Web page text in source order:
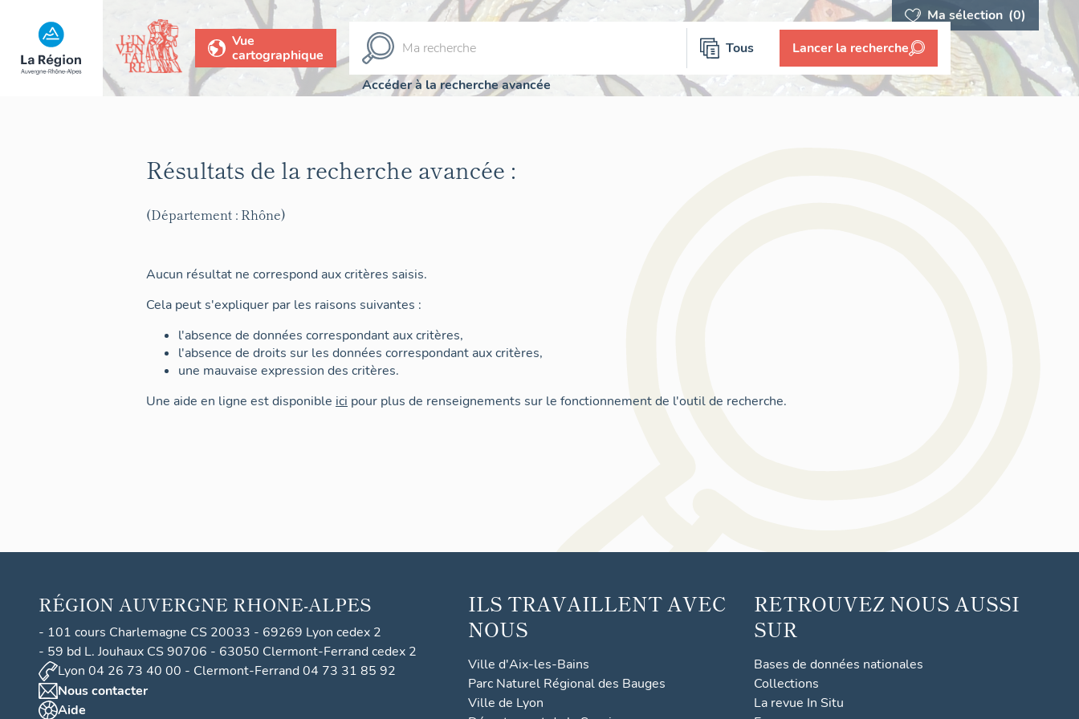
Ma sélection (0)
Vue
cartographique
Tous Lancer la recherche
Accéder à la recherche avancée
Résultats de la recherche avancée :
(Département : Rhône)
Aucun résultat ne correspond aux critères saisis.
Cela peut s'expliquer par les raisons suivantes :
l'absence de données correspondant aux critères,
l'absence de droits sur les données correspondant aux critères,
une mauvaise expression des critères.
Une aide en ligne est disponible ici pour plus de renseignements sur le fonctionnement de l'outil de recherche.
RÉGION AUVERGNE RHONE-ALPES
- 101 cours Charlemagne CS 20033 - 69269 Lyon cedex 2
- 59 bd L. Jouhaux CS 90706 - 63050 Clermont-Ferrand cedex 2
Lyon 04 26 73 40 00 - Clermont-Ferrand 04 73 31 85 92
Nous contacter
Aide
ILS TRAVAILLENT AVEC
NOUS
Ville d'Aix-les-Bains
Parc Naturel Régional des Bauges
Ville de Lyon
RETROUVEZ NOUS AUSSI
SUR
Bases de données nationales
Collections
La revue In Situ